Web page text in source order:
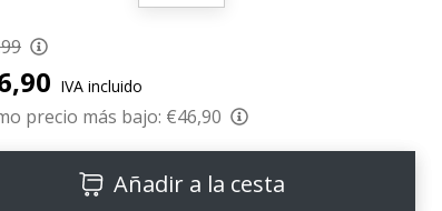
IVA incluido
precio más bajo: €46,90
Añadir a la cesta